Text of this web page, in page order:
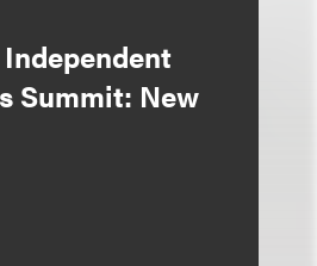
Independent
Summit: New